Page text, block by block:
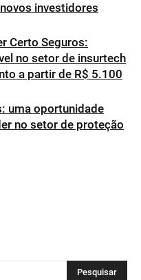
investidores
Certo Seguros:
no setor de insurtech
a partir de R$ 5.100
uma oportunidade
no setor de proteção